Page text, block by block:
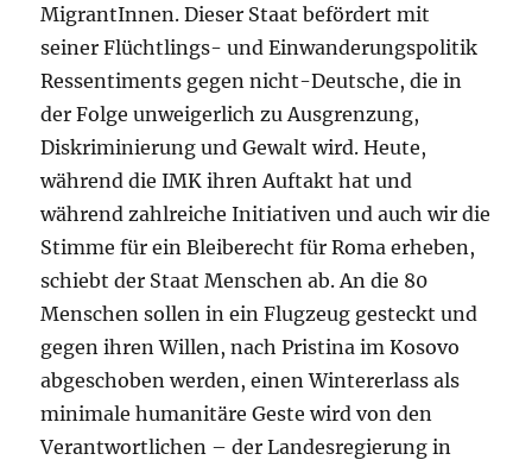
MigrantInnen. Dieser Staat befördert mit
seiner Flüchtlings- und Einwanderungspolitik
Ressentiments gegen nicht-Deutsche, die in
der Folge unweigerlich zu Ausgrenzung,
Diskriminierung und Gewalt wird. Heute,
während die IMK ihren Auftakt hat und
während zahlreiche Initiativen und auch wir die
Stimme für ein Bleiberecht für Roma erheben,
schiebt der Staat Menschen ab. An die 80
Menschen sollen in ein Flugzeug gesteckt und
gegen ihren Willen, nach Pristina im Kosovo
abgeschoben werden, einen Wintererlass als
minimale humanitäre Geste wird von den
Verantwortlichen – der Landesregierung in